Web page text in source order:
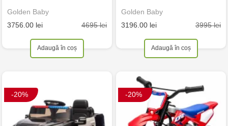
Golden Baby
3756.00 lei
4695 lei
Adaugă în coș
Golden Baby
3196.00 lei
3995 lei
Adaugă în coș
-20% -20%